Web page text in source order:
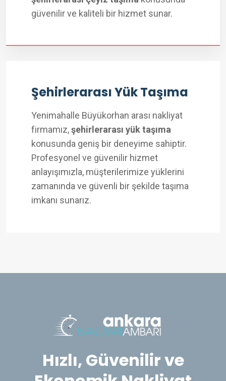
güvenilir ve kaliteli bir hizmet sunar.
Şehirlerarası Yük Taşıma
Yenimahalle Büyükorhan arası nakliyat
firmamız,şehirlerarası yük taşıma
konusunda geniş bir deneyime sahiptir.
Profesyonel ve güvenilir hizmet
anlayışımızla, müşterilerimize yüklerini
zamanında ve güvenli bir şekilde taşıma
imkanı sunarız.
Hızlı, Güvenilir ve